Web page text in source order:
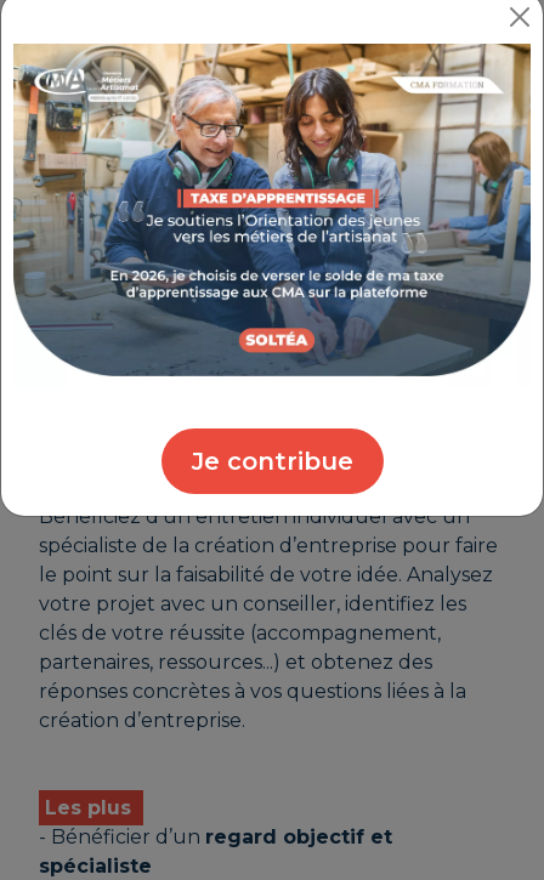
Je contribue
TRANSFORMEZ VOTRE IDÉE EN
PROJET D’ENTREPRISE
RÉFÉRENCE : 2.1.3
THÉMATIQUE : CRÉER MON ENTREPRISE
Notre service
Bénéficiez d’un entretien individuel avec un
spécialiste de la création d’entreprise pour faire
le point sur la faisabilité de votre idée. Analysez
votre projet avec un conseiller, identifiez les
clés de votre réussite (accompagnement,
partenaires, ressources...) et obtenez des
réponses concrètes à vos questions liées à la
création d’entreprise.
Les plus
- Bénéficier d’un regard objectif et
spécialiste